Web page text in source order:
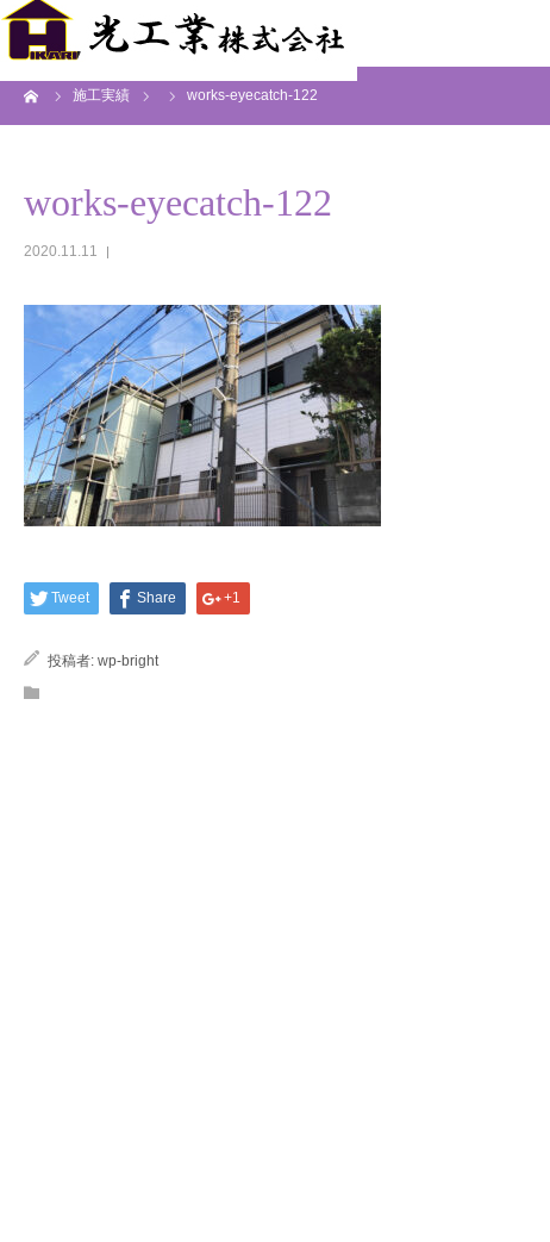
施工実績 works-eyecatch-122
works-eyecatch-122
2020.11.11
Tweet Share +1
投稿者: wp-bright